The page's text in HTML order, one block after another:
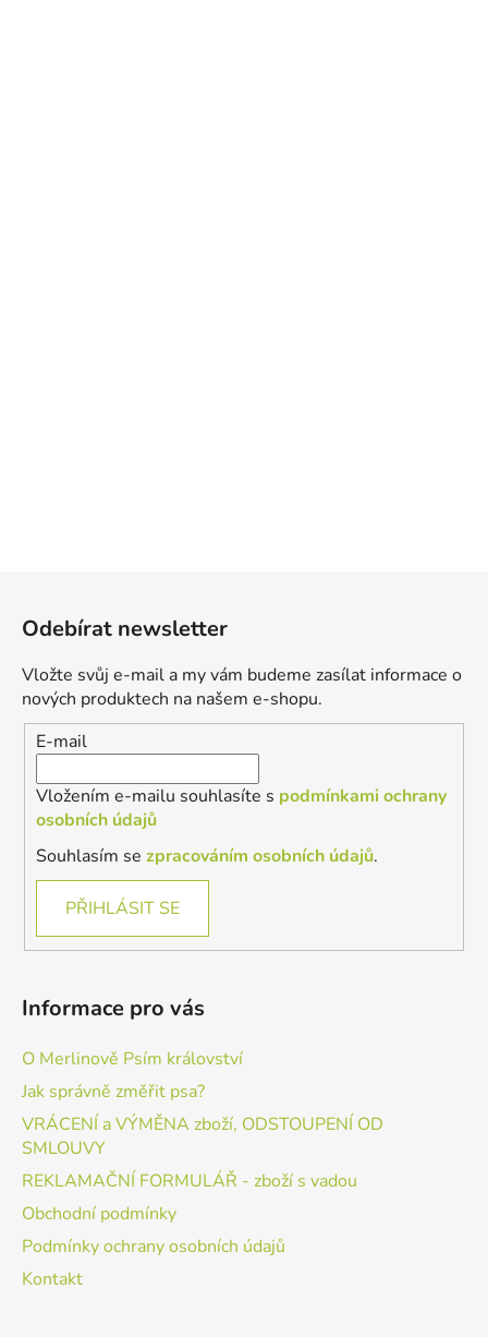
Odebírat newsletter
Vložte svůj e-mail a my vám budeme zasílat informace o
nových produktech na našem e-shopu.
E-mail
Vložením e-mailu souhlasíte s podmínkami ochrany
osobních údajů
Souhlasím se zpracováním osobních údajů.
PŘIHLÁSIT SE
Informace pro vás
O Merlinově Psím království
Jak správně změřit psa?
VRÁCENÍ a VÝMĚNA zboží, ODSTOUPENÍ OD
SMLOUVY
REKLAMAČNÍ FORMULÁŘ - zboží s vadou
Obchodní podmínky
Podmínky ochrany osobních údajů
Kontakt